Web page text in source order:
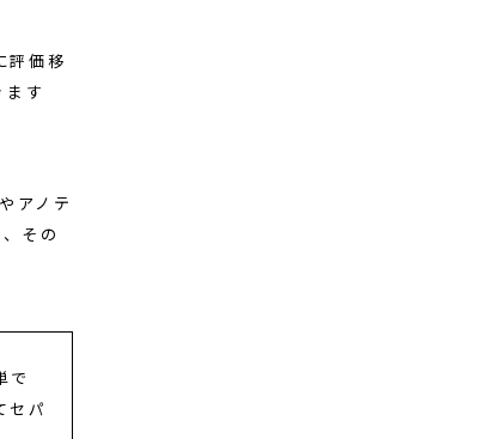
評価移
す
アノテ
その
で
セパ